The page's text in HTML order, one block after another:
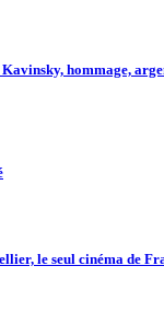
Kavinsky, hommage,
le seul cinéma de